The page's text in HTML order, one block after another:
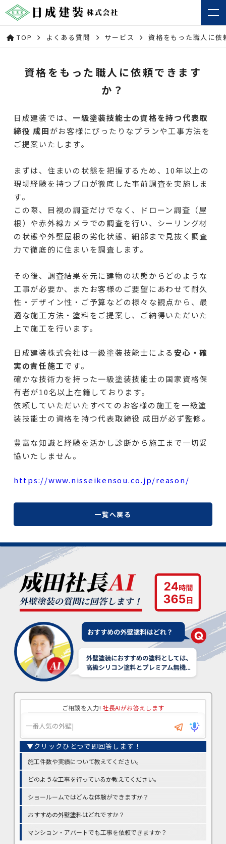
TOP よくある質問 サービス 資格をもった職人に依
資格をもった職人に依頼できます
か？
日成建装では、 一級塗装技能士の資格を持つ代表取
締役 成田がお客様にぴったりなプランや工事方法を
ご提案いたします。
まずは、住まいの状態を把握するため、10年以上の
現場経験を持つプロが徹底した事前調査を実施しま
す。
この際、目視の調査だけでなく、ドローン調査（屋
根）や赤外線カメラでの調査を行い、シーリング材
の状態や外壁屋根の劣化状態、細部まで見抜く調査
力で徹底的に住まいを調査します。
その後、調査結果を元に建物の状態からどのような
工事が必要か、またお客様のご要望にあわせて耐久
性・デザイン性・ご予算などの様々な観点から、最
適な施工方法・塗料をご提案し、ご納得いただいた
上で施工を行います。
日成建装株式会社は一級塗装技能士による安心・確
実の責任施工です。
確かな技術力を持った一級塗装技能士の国家資格保
有者が10名以上在籍しております。
依頼していただいたすべてのお客様の施工を一級塗
装技能士の資格を持つ代表取締役 成田が必ず監修。
豊富な知識と経験を活かし診断から施工まで一切妥
協いたしません。
https://www.nisseikensou.co.jp/reason/
一覧へ戻る
ご相談を入力! 社長AIがお答えします
施工件数や実績について教えてください。
どのような工事を行っているか教えてください。
ショールームではどんな体験ができますか？
おすすめの外壁塗料はどれですか？
マンション・アパートでも工事を依頼できますか？